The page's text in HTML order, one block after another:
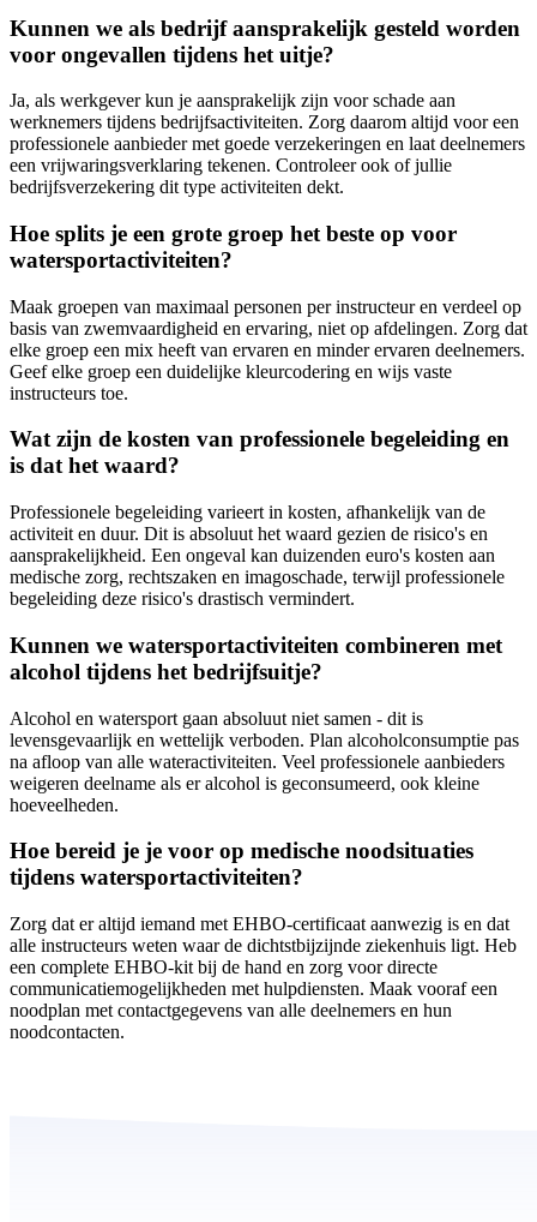
Kunnen we als bedrijf aansprakelijk gesteld worden
voor ongevallen tijdens het uitje?
Ja, als werkgever kun je aansprakelijk zijn voor schade aan
werknemers tijdens bedrijfsactiviteiten. Zorg daarom altijd voor een
professionele aanbieder met goede verzekeringen en laat deelnemers
een vrijwaringsverklaring tekenen. Controleer ook of jullie
bedrijfsverzekering dit type activiteiten dekt.
Hoe splits je een grote groep het beste op voor
watersportactiviteiten?
Maak groepen van maximaal personen per instructeur en verdeel op
basis van zwemvaardigheid en ervaring, niet op afdelingen. Zorg dat
elke groep een mix heeft van ervaren en minder ervaren deelnemers.
Geef elke groep een duidelijke kleurcodering en wijs vaste
instructeurs toe.
Wat zijn de kosten van professionele begeleiding en
is dat het waard?
Professionele begeleiding varieert in kosten, afhankelijk van de
activiteit en duur. Dit is absoluut het waard gezien de risico's en
aansprakelijkheid. Een ongeval kan duizenden euro's kosten aan
medische zorg, rechtszaken en imagoschade, terwijl professionele
begeleiding deze risico's drastisch vermindert.
Kunnen we watersportactiviteiten combineren met
alcohol tijdens het bedrijfsuitje?
Alcohol en watersport gaan absoluut niet samen - dit is
levensgevaarlijk en wettelijk verboden. Plan alcoholconsumptie pas
na afloop van alle wateractiviteiten. Veel professionele aanbieders
weigeren deelname als er alcohol is geconsumeerd, ook kleine
hoeveelheden.
Hoe bereid je je voor op medische noodsituaties
tijdens watersportactiviteiten?
Zorg dat er altijd iemand met EHBO-certificaat aanwezig is en dat
alle instructeurs weten waar de dichtstbijzijnde ziekenhuis ligt. Heb
een complete EHBO-kit bij de hand en zorg voor directe
communicatiemogelijkheden met hulpdiensten. Maak vooraf een
noodplan met contactgegevens van alle deelnemers en hun
noodcontacten.